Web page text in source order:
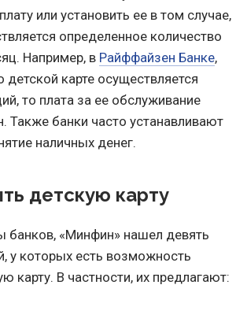
или установить ее в том случае,
определенное количество
Например, в Райффайзен Банке,
детской карте осуществляется
то плата за ее обслуживание
Также банки часто устанавливают
наличных денег.
детскую карту
банков, «Минфин» нашел девять
у которых есть возможность
карту. В частности, их предлагают: